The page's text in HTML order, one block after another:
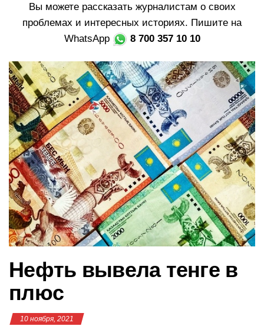
в
и
г
а
ц
и
ю
Вы можете рассказать журналистам о своих
проблемах и интересных историях. Пишите на
WhatsApp
8 700 357 10 10
Нефть вывела тенге в
плюс
10 ноября, 2021